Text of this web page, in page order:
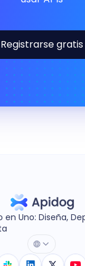
Registrarse gratis
Uno: Diseña,